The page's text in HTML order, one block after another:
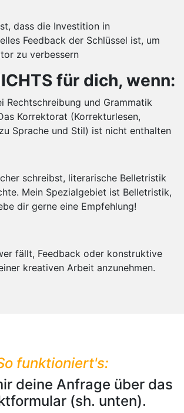
dass die Investition in
Feedback der Schlüssel ist, um
zu verbessern
für dich, wenn:
Rechtschreibung und Grammatik
Korrektorat (Korrekturlesen,
Sprache und Stil) ist nicht enthalten
schreibst, literarische Belletristik
Mein Spezialgebiet ist Belletristik,
dir gerne eine Empfehlung!
fällt, Feedback oder konstruktive
kreativen Arbeit anzunehmen.
funktioniert's:
deine Anfrage über das
(sh. unten).